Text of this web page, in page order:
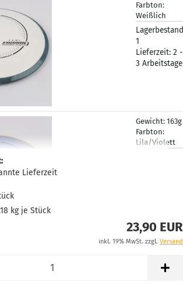
Farbton:
Weißlich
1
Lieferzeit: 2 -
3 Arbeitstage
Gewicht: 163g
Farbton:
Lila/Violett
Orange
kg je Stück
23,90 EUR
inkl. 19% MwSt. zzgl. Versand